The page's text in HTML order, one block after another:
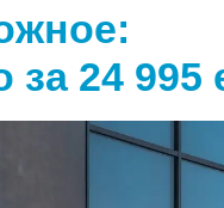
24 995